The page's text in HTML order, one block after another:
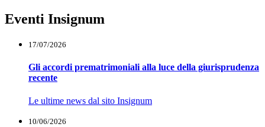
Eventi Insignum
17/07/2026
Gli accordi prematrimoniali alla luce della giurisprudenza
recente
Le ultime news dal sito Insignum
10/06/2026